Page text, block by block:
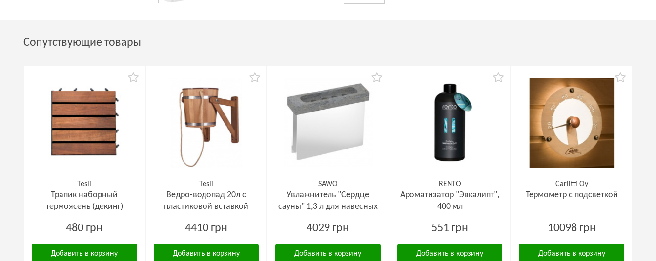
Сопутствующие товары
Tesli
Трапик наборный
термоясень (декинг)
480 грн
Добавить в корзину
Tesli
Ведро-водопад 20л с
пластиковой вставкой
4410 грн
Добавить в корзину
SAWO
Увлажнитель "Сердце
сауны" 1,3 л для навесных
4029 грн
Добавить в корзину
RENTO
Ароматизатор "Эвкалипт",
400 мл
551 грн
Добавить в корзину
Cariitti Oy
Термометр с подсветкой
10098 грн
Добавить в корзину